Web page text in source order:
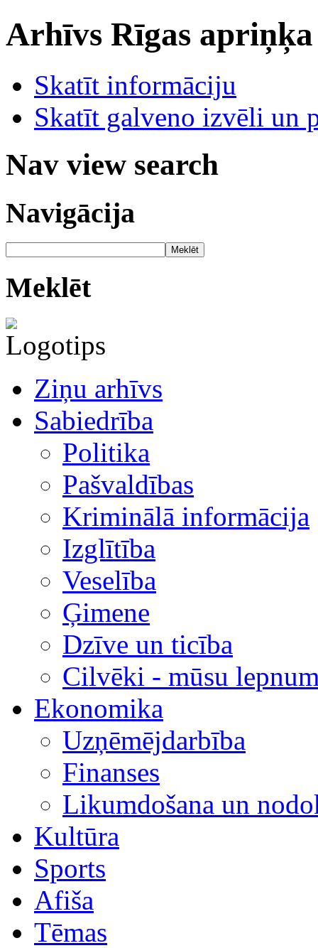
Arhīvs Rīgas
Skatīt informāciju
Skatīt galveno izvēli un
Nav view search
Navigācija
Meklēt
Meklēt
Ziņu arhīvs
Sabiedrība
Politika
Pašvaldības
Kriminālā informācija
Izglītība
Veselība
Ģimene
Dzīve un ticība
Cilvēki - mūsu
Ekonomika
Uzņēmējdarbība
Finanses
Likumdošana un
Kultūra
Sports
Afiša
Tēmas